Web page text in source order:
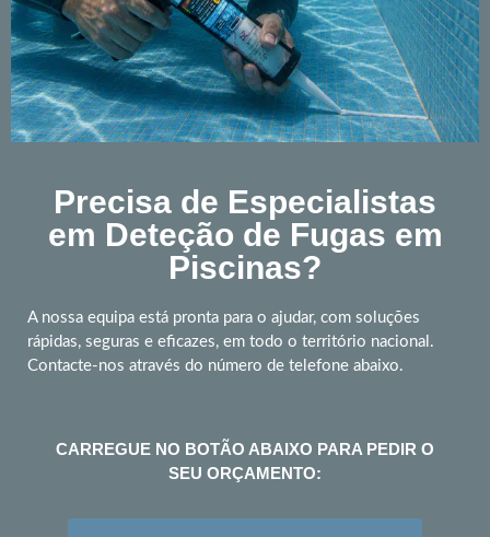
Precisa de Especialistas
em Deteção de Fugas em
Piscinas?
A nossa equipa está pronta para o ajudar, com soluções
rápidas, seguras e eficazes, em todo o território nacional.
Contacte-nos através do número de telefone abaixo.
CARREGUE NO BOTÃO ABAIXO PARA PEDIR O
SEU ORÇAMENTO: